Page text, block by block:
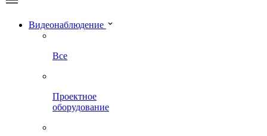
Видеонаблюдение
Все
Проектное
оборудование